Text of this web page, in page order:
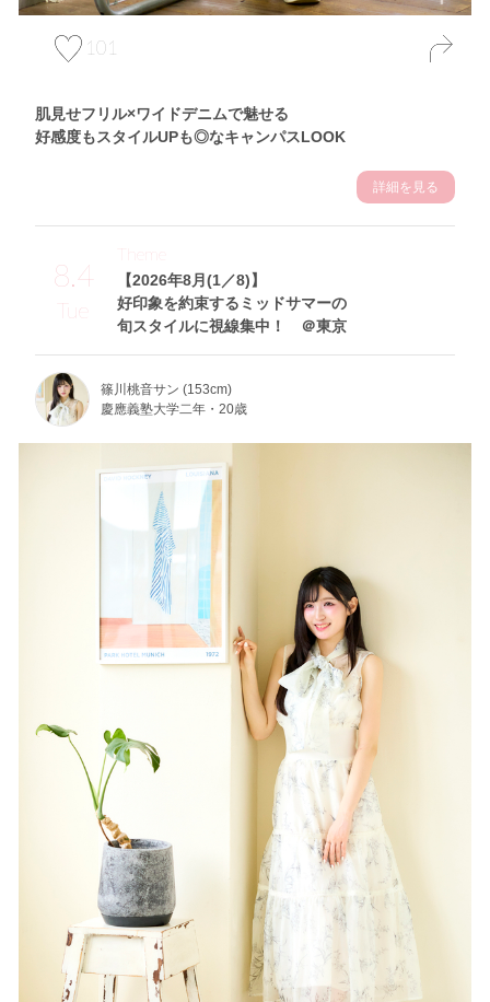
101
肌見せフリル×ワイドデニムで魅せる
好感度もスタイルUPも◎なキャンパスLOOK
詳細を見る
8.4
Tue
【2026年8月(1／8)】
好印象を約束するミッドサマーの
旬スタイルに視線集中！ ＠東京
Theme
篠川桃音サン (153cm)
慶應義塾大学二年・20歳